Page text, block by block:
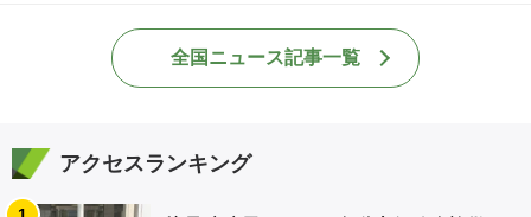
全国ニュース記事一覧
アクセスランキング